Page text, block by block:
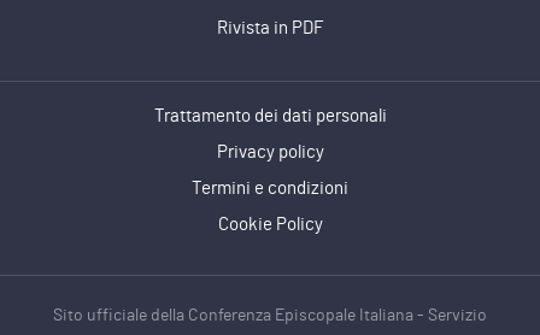
Rivista in PDF
Trattamento dei dati personali
Privacy policy
Termini e condizioni
Cookie Policy
Sito ufficiale della Conferenza Episcopale Italiana - Servizio